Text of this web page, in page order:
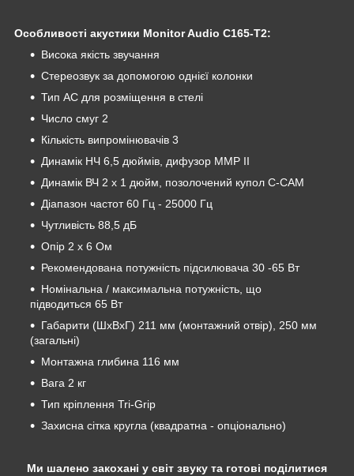
Особливості акустики Monitor Audio C165-T2:
Висока якість звучання
Стереозвук за допомогою однієї колонки
Тип АС для розміщення в стелі
Число смуг 2
Кількість випромінювачів 3
Динамік НЧ 6,5 дюймів, дифузор MMP II
Динамік ВЧ 2 х 1 дюйм, позолочений купол C-CAM
Діапазон частот 60 Гц - 25000 Гц
Чутливість 88,5 дБ
Опір 2 х 6 Ом
Рекомендована потужність підсилювача 30 -65 Вт
Номінальна / максимальна потужність, що
підводиться 65 Вт
Габарити (ШхВхГ) 211 мм (монтажний отвір), 250 мм
(загальні)
Монтажна глибина 116 мм
Вага 2 кг
Тип кріплення Tri-Grip
Захисна сітка кругла (квадратна - опціонально)
Ми шалено закохані у світ звуку та готові поділитися